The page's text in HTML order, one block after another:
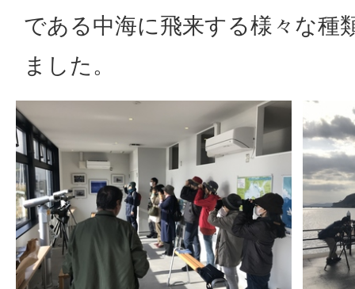
である中海に飛来する様々な種
ました。